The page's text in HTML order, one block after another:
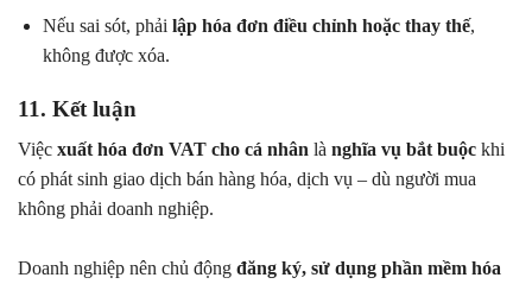
Nếu sai sót, phải lập hóa đơn điều chỉnh hoặc thay thế,
không được xóa.
11. Kết luận
Việc xuất hóa đơn VAT cho cá nhân là nghĩa vụ bắt buộc khi
có phát sinh giao dịch bán hàng hóa, dịch vụ – dù người mua
không phải doanh nghiệp.
Doanh nghiệp nên chủ động đăng ký, sử dụng phần mềm hóa